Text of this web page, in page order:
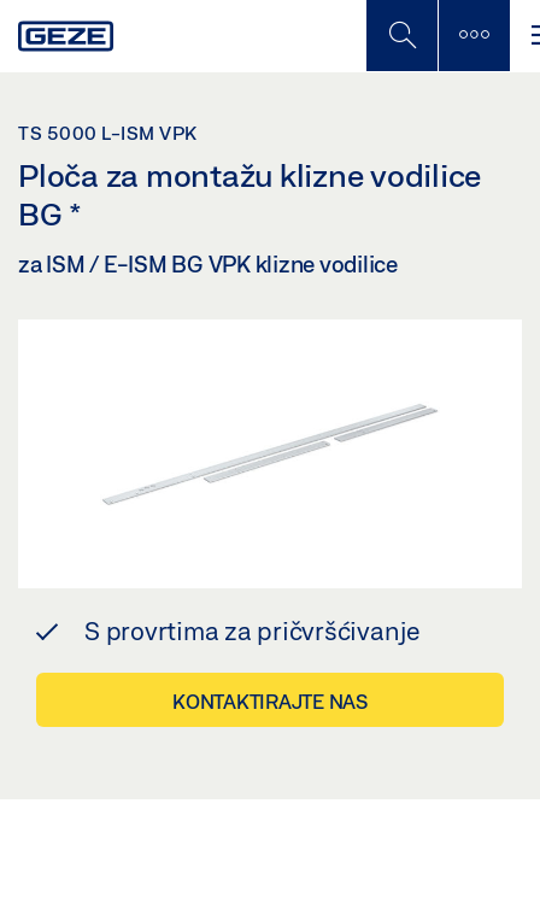
to
TS 5000 L-ISM VPK
Ploča za montažu klizne vodilice
BG *
za ISM / E-ISM BG VPK klizne vodilice
S provrtima za pričvršćivanje
KONTAKTIRAJTE NAS